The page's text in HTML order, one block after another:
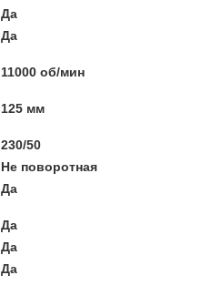
Да
Да
11000 об/мин
125 мм
230/50
Не поворотная
Да
Да
Да
Да